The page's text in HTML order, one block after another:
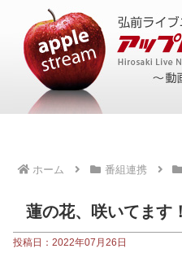
ホーム 番組連携
蓮の花、咲いてます
投稿日：2022年07月26日